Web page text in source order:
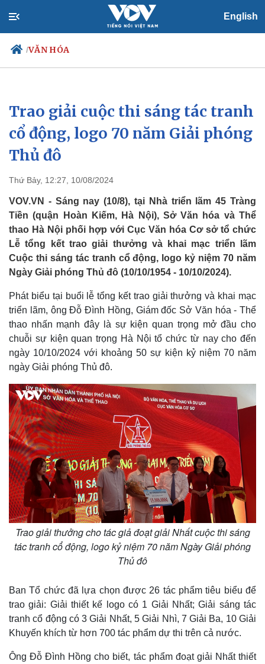
English
/VĂN HÓA
Chính trị
Đảng
Tổ chức nhân sự
Quốc hội
Xã hội
Tin 24h
Dự báo thời tiết
Trao giải cuộc thi sáng tác tranh
cổ động, logo 70 năm Giải phóng
Thủ đô
Thứ Bảy, 12:27, 10/08/2024
VOV.VN - Sáng nay (10/8), tại Nhà triển lãm 45 Tràng
Tiền (quận Hoàn Kiếm, Hà Nội), Sở Văn hóa và Thể
thao Hà Nội phối hợp với Cục Văn hóa Cơ sở tổ chức
Lễ tổng kết trao giải thưởng và khai mạc triển lãm
Cuộc thi sáng tác tranh cổ động, logo kỷ niệm 70 năm
Ngày Giải phóng Thủ đô (10/10/1954 - 10/10/2024).
Phát biểu tại buổi lễ tổng kết trao giải thưởng và khai mạc
triển lãm, ông Đỗ Đình Hồng, Giám đốc Sở Văn hóa - Thể
thao nhấn mạnh đây là sự kiện quan trọng mở đầu cho
chuỗi sự kiện quan trọng Hà Nội tổ chức từ nay cho đến
ngày 10/10/2024 với khoảng 50 sự kiện kỷ niệm 70 năm
ngày Giải phóng Thủ đô.
Trao giải thưởng cho tác giả đoạt giải Nhất cuộc thi sáng
tác tranh cổ động, logo kỷ niệm 70 năm Ngày Giải phóng
Thủ đô
Ban Tổ chức đã lựa chọn được 26 tác phẩm tiêu biểu để
trao giải: Giải thiết kế logo có 1 Giải Nhất; Giải sáng tác
tranh cổ động có 3 Giải Nhất, 5 Giải Nhì, 7 Giải Ba, 10 Giải
Khuyến khích từ hơn 700 tác phẩm dự thi trên cả nước.
Ông Đỗ Đình Hồng cho biết, tác phẩm đoạt giải Nhất thiết